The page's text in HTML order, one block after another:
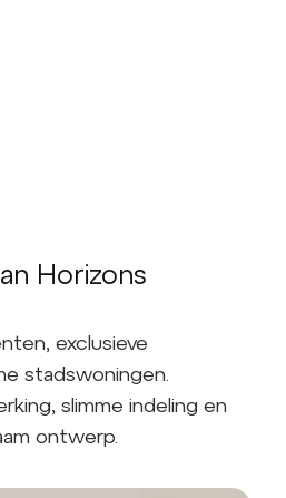
Horizons
exclusieve
stadswoningen.
slimme indeling en
ontwerp.